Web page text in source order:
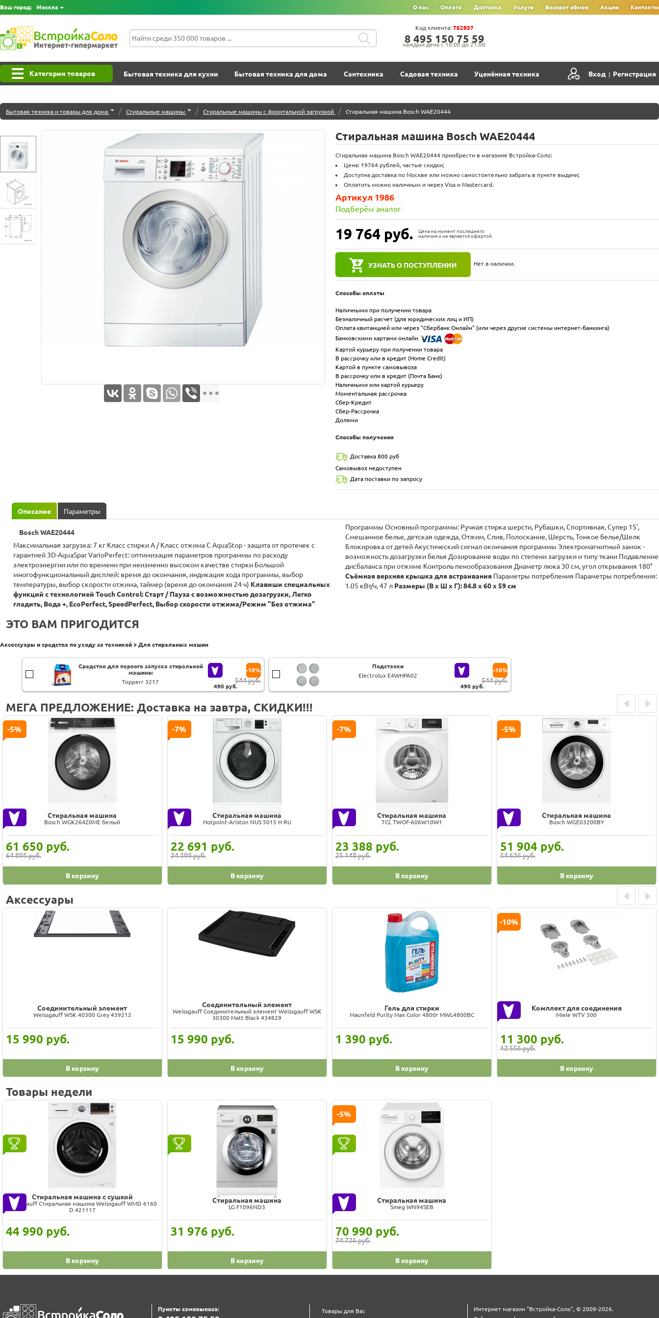
Ваш город: Москва О нас Оплата Доставка Услуги Возврат обмен Акции Контакты
8‍ 4‍9‍5‍ 1‍5‍0‍ 7‍5‍ 5‍9‍
каждый день с 10:00 до 21:00
Код клиента: 752937
Категории товаров Бытовая техника для кухни Бытовая техника для дома Сантехника Садовая техника Уценённая техника Вход | Регистрация
Бытовая техника и товары для дома / Стиральные машины / Стиральные машины с фронтальной загрузкой / Cтиральная машина Bosch WAE20444
Cтиральная машина Bosch WAE20444
Cтиральная машина Bosch WAE20444 приобрести в магазине Встройка-Соло:
Цена: 19764 рублей, частые скидки;
Доступна доставка по Москве или можно самостоятельно забрать в пункте выдачи;
Оплатить можно наличным и через Visa и Mastercard.
19 764 руб.
Цена на момент последнего
наличия и не является офертой.
УЗНАТЬ О ПОСТУПЛЕНИИ Нет в наличии.
Артикул 1986
Подберём аналог
Способы оплаты
Наличными при получении товара
Безналичный расчет (для юридических лиц и ИП)
Оплата квитанцией или через "Сбербанк Онлайн" (или через другие системы интернет-банкинга)
Банковскими картами онлайн
Картой курьеру при получении товара
В рассрочку или в кредит (Home Credit)
Картой в пункте самовывоза
В рассрочку или в кредит (Почта Банк)
Наличными или картой курьеру
Моментальная рассрочка
Сбер-Кредит
Сбер-Рассрочка
Долями
Способы получения
Доставка 800 руб
Самовывоз недоступен
Дата поставки по запросу
Описание Параметры
Bosch WAE20444
Максимальная загрузка: 7 кг Класс стирки A / Класс отжима C AquaStop - защита от протечек с
гарантией 3D-AquaSpar VarioPerfect: оптимизация параметров программы по расходу
электроэнергии или по времени при неизменно высоком качестве стирки Большой
многофункциональный дисплей: время до окончания, индикация хода программы, выбор
температуры, выбор скорости отжима, таймер (время до окончания 24 ч) Клавиши специальных
функций с технологией Touch Control: Старт / Пауза с возможностью дозагрузки, Легко
гладить, Вода +, EcoPerfect, SpeedPerfect, Выбор скорости отжима/Режим "Без отжима"
Программы Основный программы: Ручная стирка шерсти, Рубашки, Спортивная, Супер 15',
Смешанное белье, детская одежда, Отжим, Слив, Полоскание, Шерсть, Тонкое белье/Шелк
Блокировка от детей Акустический сигнал окончания программы Электромагнитный замок -
возможность дозагрузки белья Дозирование воды по степени загрузки и типу ткани Подавление
дисбаланса при отжиме Контроль пенообразования Диаметр люка 30 см, угол открывания 180°
Съёмная верхняя крышка для встраивания Параметры потребления Параметры потребления:
1.05 кВт/ч, 47 л Размеры (В х Ш х Г): 84.8 x 60 x 59 см
ЭТО ВАМ ПРИГОДИТСЯ
Аксессуары и средства по уходу за техникой > Для стиральных машин
Средство для первого запуска стиральной
машины
Topperr 3217
490руб.
544 руб.
-10%
Подставки
Electrolux E4WHPA02
490 руб.
544 руб.
-10%
МЕГА ПРЕДЛОЖЕНИЕ: Доставка на завтра, СКИДКИ!!!
Стиральная машина
Bosch WGK264Z0ME белый
61 650 руб.
64 895 руб.
-5%
В корзину
Стиральная машина
Hotpoint-Ariston NUS 5015 H RU
22 691 руб.
24 399 руб.
-7%
В корзину
Стиральная машина
TCL TWOF-606W10W1
23 388 руб.
25 148 руб.
-7%
В корзину
Стиральная машина
Bosch WGE03200BY
51 904 руб.
54 636 руб.
-5%
В корзину
Prev Next
Аксессуары
Соединительный элемент
Weissgauff WSK 40300 Grey 439212
15 990 руб.
В корзину
Соединительный элемент
Weissgauff Соединительный элемент Weissgauff WSK
30300 Matt Black 434829
15 990 руб.
В корзину
Гель для стирки
Maunfeld Purity Max Color 4800г MWL4800BC
1 390 руб.
В корзину
Комплект для соединения
Miele WTV 500
11 300 руб.
12 556 руб.
-10%
В корзину
Prev Next
Товары недели
Cтиральная машина с сушкой
Weissgauff Стиральная машина Weissgauff WMD 6160
D 421117
44 990 руб.
В корзину
Cтиральная машина
LG F1096ND3
31 976 руб.
В корзину
Стиральная машина
Smeg WN94SEB
70 990 руб.
74 726 руб.
-5%
В корзину
Пункты самовывоза: Товары для Вас
Интернет магазин "Встройка-Соло", © 2009-2026.